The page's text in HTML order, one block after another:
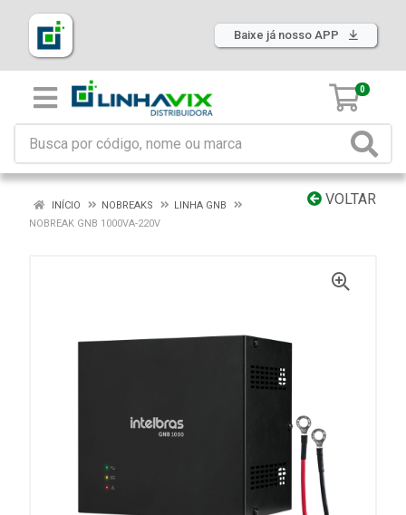
Baixe já nosso APP
0
VOLTAR
INÍCIO NOBREAKS
LINHA GNB
NOBREAK GNB 1000VA-220V